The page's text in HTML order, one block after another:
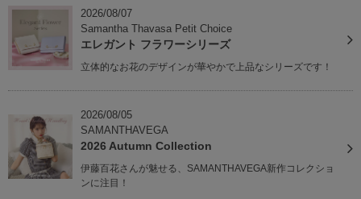
2026/08/07
Samantha Thavasa Petit Choice
エレガント フラワーシリーズ
立体的なお花のデザインが華やかで上品なシリーズです！
2026/08/05
SAMANTHAVEGA
2026 Autumn Collection
伊藤百花さんが魅せる、SAMANTHAVEGA新作コレクショ
ンに注目！